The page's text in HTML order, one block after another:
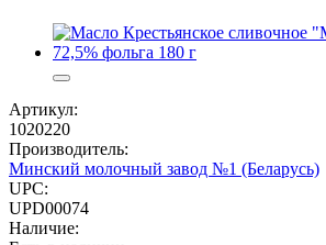
Артикул:
1020220
Производитель:
Минский молочный завод №1 (Беларусь)
UPC:
UPD00074
Наличие: